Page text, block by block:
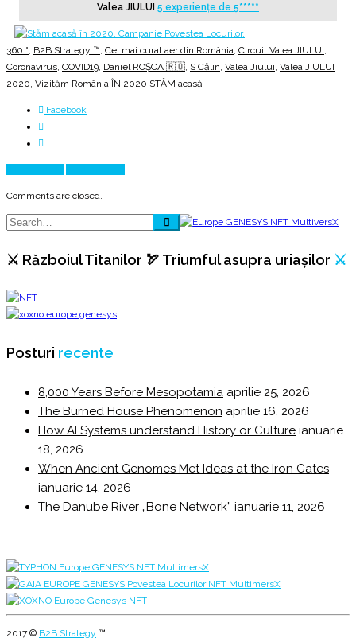
Valea JIULUI 5 experiențe de 5*****
360 ° B2B Strategy ™ Cel mai curat aer din România Circuit Valea JIULUI
Coronavirus COVID19 Daniel ROȘCA 🇷🇴 S Călin Valea Jiului Valea JIULUI
2020 Vizităm România ÎN 2020 STĂM acasă
Facebook
Comments are closed.
⚔️ Războiul Titanilor 🏹 Triumful asupra uriașilor ⚔️
Posturi recente
8,000 Years Before Mesopotamia aprilie 25, 2026
The Burned House Phenomenon aprilie 16, 2026
How AI Systems understand History or Culture ianuarie
18, 2026
When Ancient Genomes Met Ideas at the Iron Gates
ianuarie 14, 2026
The Danube River „Bone Network” ianuarie 11, 2026
2017 © B2B Strategy ™